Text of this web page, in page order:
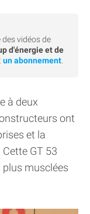
vidéos de
d'énergie et de
un abonnement
à deux
ont
et la
GT 53
musclées